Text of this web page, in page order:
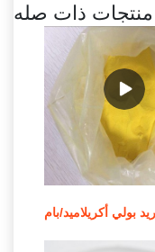
منتجات ذات صله